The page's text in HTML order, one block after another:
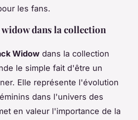
les fans.
dans la collection
Widow dans la collection
le simple fait d'être un
Elle représente l'évolution
dans l'univers des
en valeur l'importance de la